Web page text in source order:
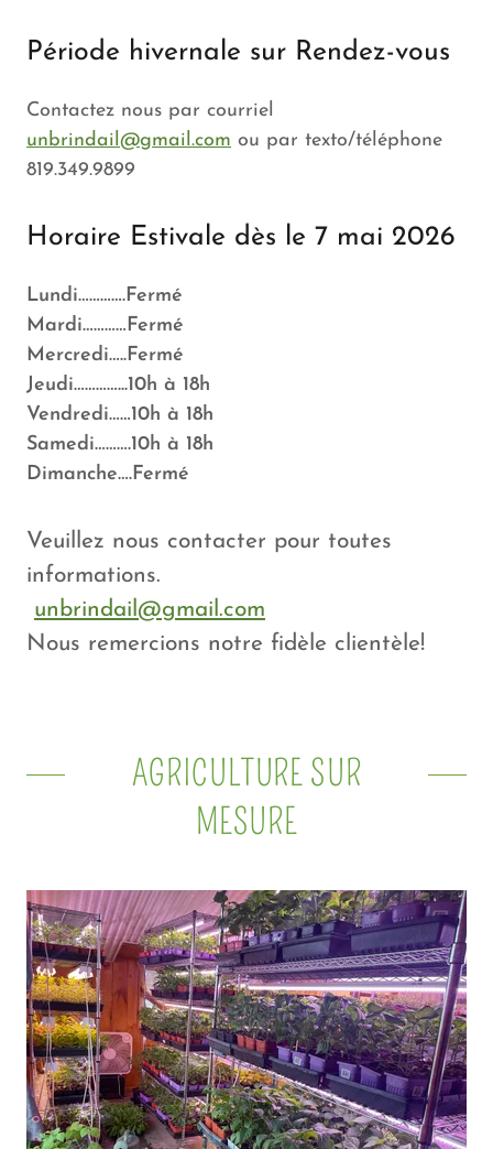
Période hivernale sur Rendez-vous
Contactez nous par courriel
unbrindail@gmail.com ou par texto/téléphone
819.349.9899
Horaire Estivale dès le 7 mai 2026
Lundi………….Fermé
Mardi…………Fermé
Mercredi…..Fermé
Jeudi…………...10h à 18h
Vendredi……10h à 18h
Samedi……….10h à 18h
Dimanche….Fermé
Veuillez nous contacter pour toutes
informations.
unbrindail@gmail.com
Nous remercions notre fidèle clientèle!
AGRICULTURE SUR
MESURE